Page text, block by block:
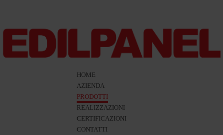
HOME
AZIENDA
PRODOTTI
REALIZZAZIONI
CERTIFICAZIONI
CONTATTI